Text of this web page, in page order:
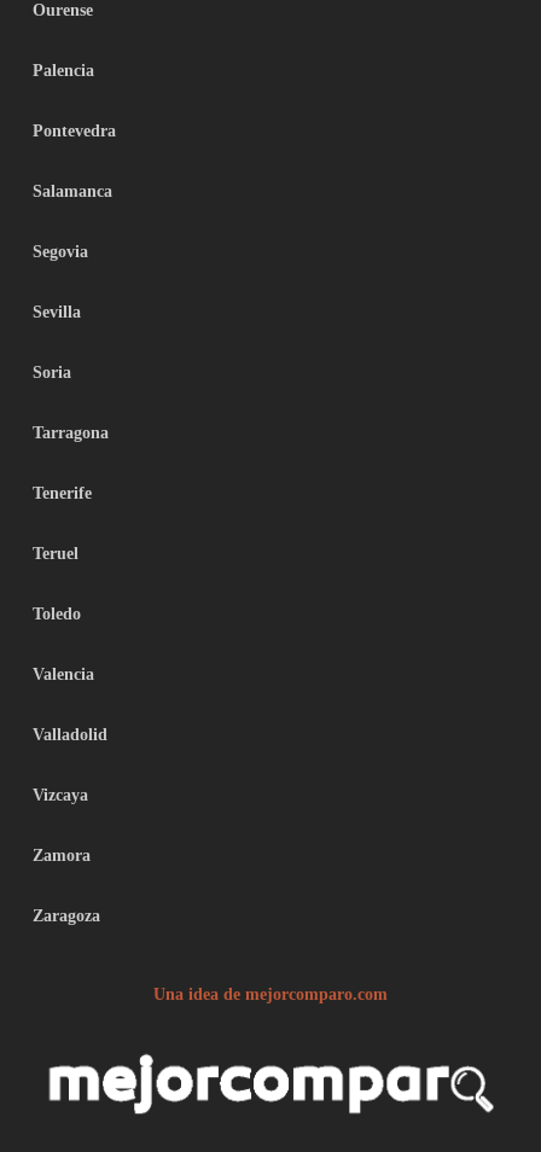
Ourense
Palencia
Pontevedra
Salamanca
Segovia
Sevilla
Soria
Tarragona
Tenerife
Teruel
Toledo
Valencia
Valladolid
Vizcaya
Zamora
Zaragoza
Una idea de mejorcomparo.com